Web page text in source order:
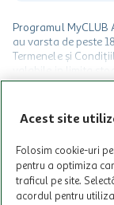
Programul
au varsta de peste
Termenele și
limita a 12 unitati /
Cardul poate fi
participante și
nu raspunde
care aceste este
intretineri sau
Acest site
Folosim cookie-uri
pentru a optimiza
traficul pe site.
acordul pentru